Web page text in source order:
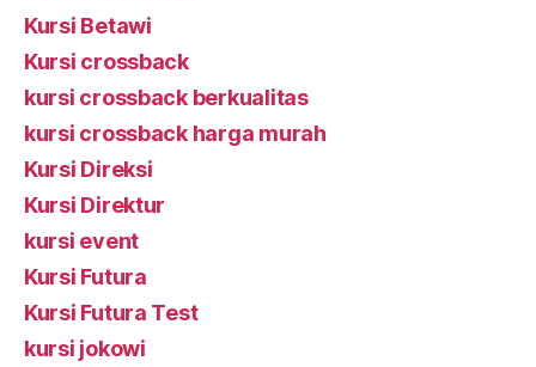
Kursi Betawi
Kursi crossback
kursi crossback berkualitas
kursi crossback harga murah
Kursi Direksi
Kursi Direktur
kursi event
Kursi Futura
Kursi Futura Test
kursi jokowi